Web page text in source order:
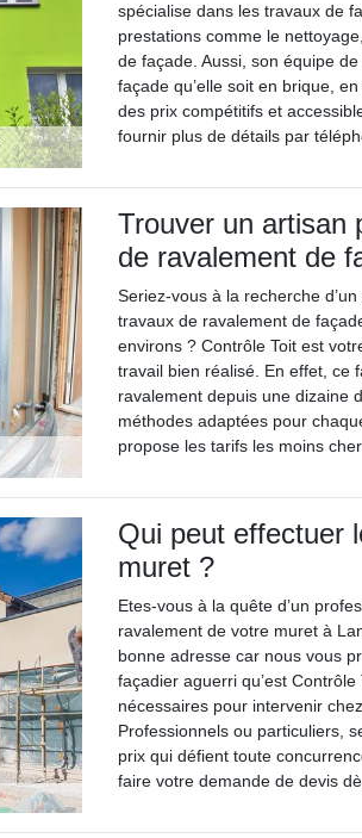
spécialise dans les travaux de
prestations comme le
de façade. Aussi, son équipe
façade qu’elle soit en brique,
des prix compétitifs et
fournir plus de détails par
Trouver un artisan
de ravalement de
Seriez-vous à la recherche
travaux de ravalement de
environs ? Contrôle Toit est
travail bien réalisé. En effet, ce
ravalement depuis une dizaine
méthodes adaptées pour
propose les tarifs les moins
Qui peut effectuer
muret ?
Etes-vous à la quête d’un
ravalement de votre muret à
bonne adresse car nous vous
façadier aguerri qu’est
nécessaires pour intervenir
Professionnels ou particuliers,
prix qui défient toute
faire votre demande de devis